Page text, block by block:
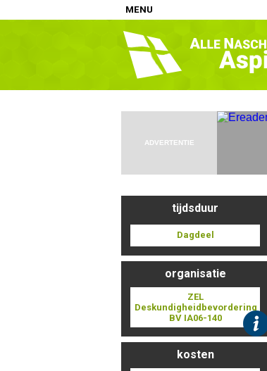
MENU
Home
Nascholingen op locatie
Nascholingen op aanvraag
Nascholing aanmelden
Zoek op kaart
Registreren
Info
ADVERTENTIE
tijdsduur
Dagdeel
organisatie
ZEL
Deskundigheidbevordering
BV IA06-140
kosten